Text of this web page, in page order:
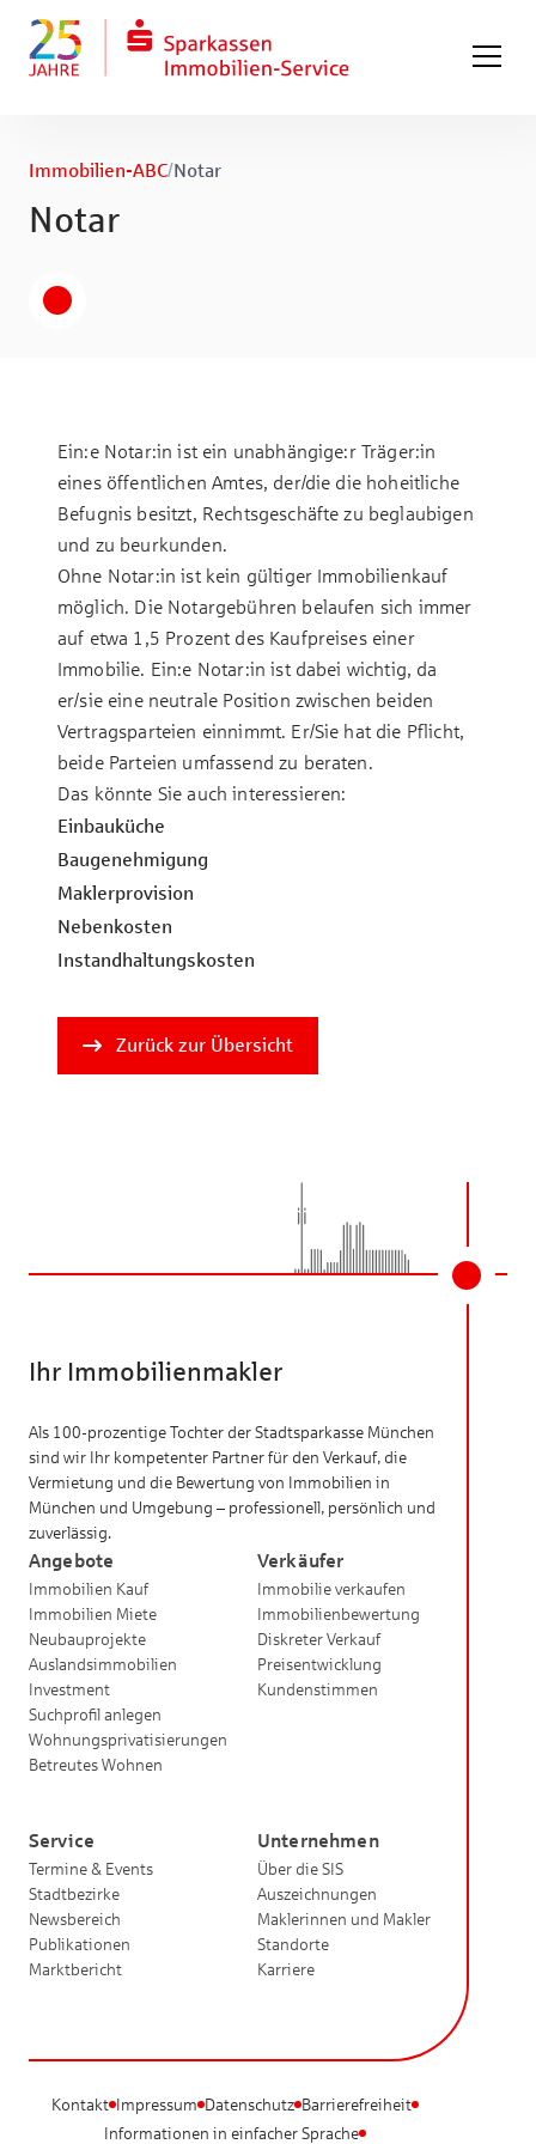
Zum Fuß springen
Immobilien-ABC/No­tar
No­tar
Ein:e Notar:in ist ein unabhängige:r Träger:in
eines öffentlichen Amtes, der/die die hoheitliche
Befugnis besitzt, Rechtsgeschäfte zu beglaubigen
und zu beurkunden.
Ohne Notar:in ist kein gültiger Immobilienkauf
möglich. Die Notargebühren belaufen sich immer
auf etwa 1,5 Prozent des Kaufpreises einer
Immobilie. Ein:e Notar:in ist dabei wichtig, da
er/sie eine neutrale Position zwischen beiden
Vertragsparteien einnimmt. Er/Sie hat die Pflicht,
beide Parteien umfassend zu beraten.
Das könnte Sie auch interessieren:
Ein­bau­küche
Bau­ge­neh­mi­gung
Maklerprovision
Ne­ben­kos­ten
In­stand­hal­tungs­­kos­ten
Zurück zur Übersicht
Ihr Immobilienmakler
Als 100-prozentige Tochter der Stadtsparkasse München
sind wir Ihr kompetenter Partner für den Verkauf, die
Vermietung und die Bewertung von Immobilien in
München und Umgebung – professionell, persönlich und
zuverlässig.
Angebote
Immobilien Kauf
Immobilien Miete
Neubauprojekte
Auslandsimmobilien
Investment
Suchprofil anlegen
Wohnungsprivatisierungen
Betreutes Wohnen
Verkäufer
Immobilie verkaufen
Immobilienbewertung
Diskreter Verkauf
Preisentwicklung
Kundenstimmen
Service
Termine & Events
Stadtbezirke
Newsbereich
Publikationen
Marktbericht
Unternehmen
Über die SIS
Auszeichnungen
Maklerinnen und Makler
Standorte
Karriere
Kontakt Impressum Datenschutz Barrierefreiheit
Informationen in einfacher Sprache